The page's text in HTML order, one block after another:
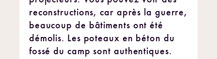
reconstructions, car après la guerre,
beaucoup de bâtiments ont été
démolis. Les poteaux en béton du
fossé du camp sont authentiques.